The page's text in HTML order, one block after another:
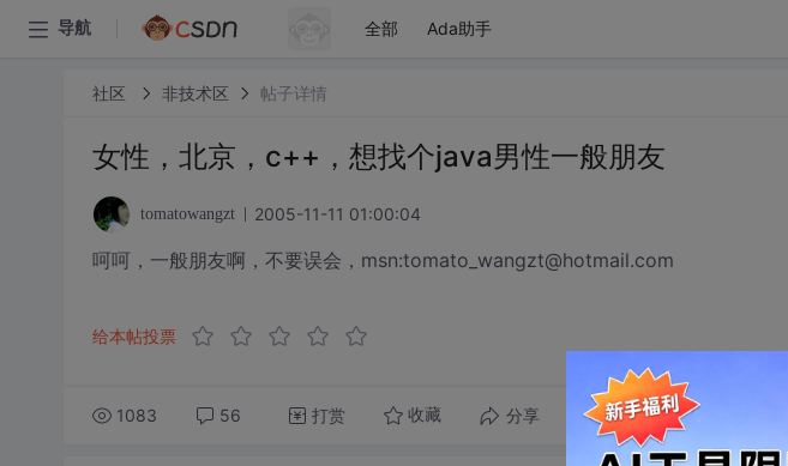
导航 全部 Ada助手
社区 非技术区 帖子详情
女性，北京，c++，想找个java男性一般朋友
tomatowangzt 2005-11-11 01:00:04
呵呵，一般朋友啊，不要误会，msn:tomato_wangzt@hotmail.com
给本帖投票
1083 56 打赏 收藏 分享 转发到动态